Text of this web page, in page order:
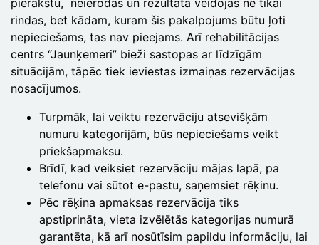
pierakstu, neierodas un rezultātā veidojas ne tikai
rindas, bet kādam, kuram šis pakalpojums būtu ļoti
nepieciešams, tas nav pieejams. Arī rehabilitācijas
centrs “Jaunķemeri” bieži sastopas ar līdzīgām
situācijām, tāpēc tiek ieviestas izmaiņas rezervācijas
nosacījumos.
Turpmāk, lai veiktu rezervāciju atsevišķām
numuru kategorijām, būs nepieciešams veikt
priekšapmaksu.
Brīdī, kad veiksiet rezervāciju mājas lapā, pa
telefonu vai sūtot e-pastu, saņemsiet rēķinu.
Pēc rēķina apmaksas rezervācija tiks
apstiprināta, vieta izvēlētās kategorijas numurā
garantēta, kā arī nosūtīsim papildu informāciju, lai